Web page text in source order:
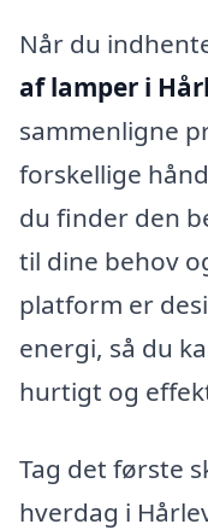
Når du
af lamper i
sammenligne
forskellige
du finder den
til dine behov
platform er
energi, så du
hurtigt og
Tag det første
hverdag i